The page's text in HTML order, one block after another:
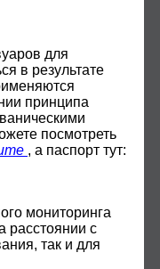
для
в результате
принципа
посмотреть
, а паспорт тут:
мониторинга
расстоянии с
так и для